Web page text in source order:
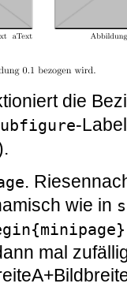
die
-
.
wie in
mal